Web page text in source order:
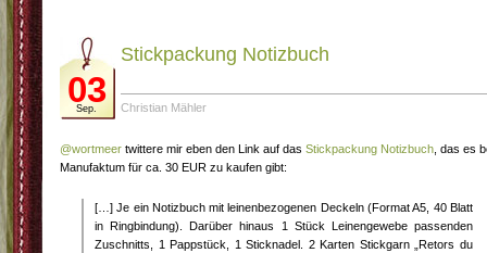
03
Sep.
Stickpackung Notizbuch
Christian Mähler
@wortmeer twittere mir eben den Link auf das Stickpackung Notizbuch , das es
Manufaktum für ca. 30 EUR zu kaufen gibt:
[…] Je ein Notizbuch mit leinenbezogenen Deckeln (Format A5, 40 Blatt
in Ringbindung). Darüber hinaus 1 Stück Leinengewebe passenden
Zuschnitts, 1 Pappstück, 1 Sticknadel. 2 Karten Stickgarn „Retors du